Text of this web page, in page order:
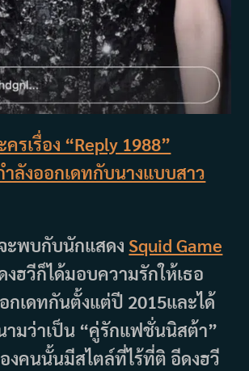
รเรื่อง “Reply 1988”
ลังออกเดทกับนางแบบสาว
ะพบกับนักแสดง Squid Game
งฮวีก็ได้มอบความรักให้เธอ
กเดทกันตั้งแต่ปี 2015และได้
ามว่าเป็น “คู่รักแฟชั่นนิสต้า”
งคนนั้นมีสไตล์ที่ไร้ที่ติ อีดงฮวี